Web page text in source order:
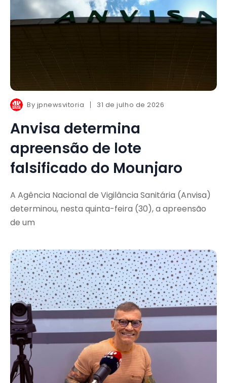
By jpnewsvitoria 31 de julho de 2026
Anvisa determina
apreensão de lote
falsificado do Mounjaro
A Agência Nacional de Vigilância Sanitária (Anvisa)
determinou, nesta quinta-feira (30), a apreensão
de um